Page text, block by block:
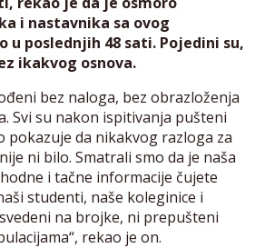
i nastavnika sa ovog
poslednjih 48 sati. Pojedini su,
ikakvog osnova.
bez naloga, bez obrazloženja
Svi su nakon ispitivanja pušteni
pokazuje da nikakvog razloga za
ni bilo. Smatrali smo da je naša
i tačne informacije čujete
studenti, naše koleginice i
na brojke, ni prepušteni
rekao je on.